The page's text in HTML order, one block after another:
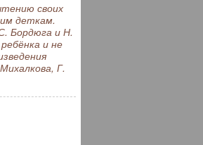
своих
деткам.
Бордюга и Н.
и не
Г.